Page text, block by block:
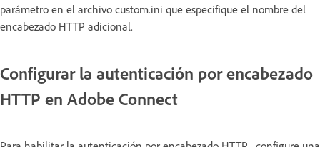
parámetro en el archivo custom.ini que especifique el nombre del
encabezado HTTP adicional.
Configurar la autenticación por encabezado
HTTP en Adobe Connect